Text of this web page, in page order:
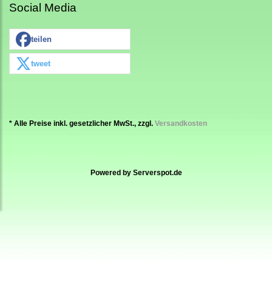
Social Media
teilen
tweet
* Alle Preise inkl. gesetzlicher MwSt., zzgl. Versandkosten
Powered by Serverspot.de